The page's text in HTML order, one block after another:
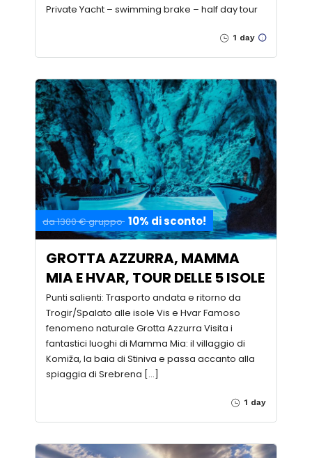
Private Yacht – swimming brake – half day tour
1 day
da 1300 € gruppo 10% di sconto!
GROTTA AZZURRA, MAMMA
MIA E HVAR, TOUR DELLE 5 ISOLE
Punti salienti: Trasporto andata e ritorno da
Trogir/Spalato alle isole Vis e Hvar Famoso
fenomeno naturale Grotta Azzurra Visita i
fantastici luoghi di Mamma Mia: il villaggio di
Komiža, la baia di Stiniva e passa accanto alla
spiaggia di Srebrena […]
1 day